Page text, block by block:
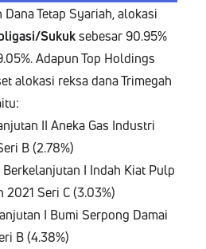
Tetap Syariah, alokasi
Sukuksebesar 90.95%
Adapun Top Holdings
alokasi reksa dana Trimegah
II Aneka Gas Industri
B (2.78%)
I Indah Kiat Pulp
2021 Seri C (3.03%)
I Bumi Serpong Damai
B (4.38%)